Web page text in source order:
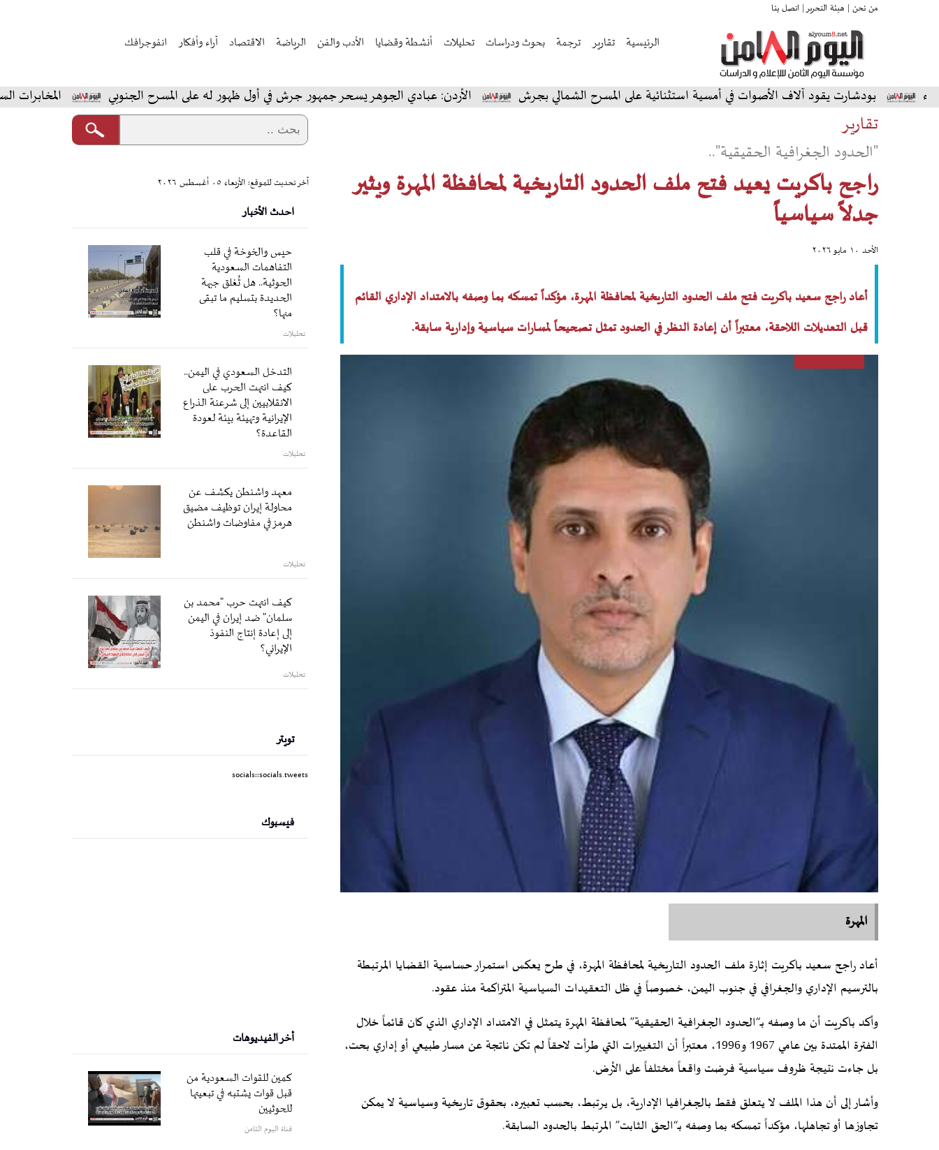
من نحن | هيئة التحرير | اتصل بنا
الرئيسية تقارير ترجمة بحوث ودراسات تحليلات أنشطة وقضايا الأدب والفن الرياضة الاقتصاد آراء وأفكار انفوجرافك
بودشارت يقود آلاف الأصوات في أمسية استثنائية على المسرح الشمالي بجرش الأردن: عبادي الجوهر يسحر جمهور جرش في أول ظهور له على المسرح الجنوبي المخابرات السعودية
تقارير
"الحدود الجغرافية الحقيقية"..
راجح باكريت يعيد فتح ملف الحدود التاريخية لمحافظة المهرة ويثير
جدلاً سياسياً
الأحد ١٠ مايو ٢٠٢٦
أعاد راجح سعيد باكريت فتح ملف الحدود التاريخية لمحافظة المهرة، مؤكداً تمسكه بما وصفه بالامتداد الإداري القائم
قبل التعديلات اللاحقة، معتبراً أن إعادة النظر في الحدود تمثل تصحيحاً لمسارات سياسية وإدارية سابقة.
المهرة
أعاد راجح سعيد باكريت إثارة ملف الحدود التاريخية لمحافظة المهرة، في طرح يعكس استمرار حساسية القضايا المرتبطة
بالترسيم الإداري والجغرافي في جنوب اليمن، خصوصاً في ظل التعقيدات السياسية المتراكمة منذ عقود.
وأكد باكريت أن ما وصفه بـ“الحدود الجغرافية الحقيقية” لمحافظة المهرة يتمثل في الامتداد الإداري الذي كان قائماً خلال
الفترة الممتدة بين عامي 1967 و1996، معتبراً أن التغييرات التي طرأت لاحقاً لم تكن ناتجة عن مسار طبيعي أو إداري بحت،
بل جاءت نتيجة ظروف سياسية فرضت واقعاً مختلفاً على الأرض.
وأشار إلى أن هذا الملف لا يتعلق فقط بالجغرافيا الإدارية، بل يرتبط، بحسب تعبيره، بحقوق تاريخية وسياسية لا يمكن
تجاوزها أو تجاهلها، مؤكداً تمسكه بما وصفه بـ“الحق الثابت” المرتبط بالحدود السابقة.
آخر تحديث للموقع: الأربعاء ٠٥ أغسطس ٢٠٢٦
احدث الأخبار
حيس والخوخة في قلب
التفاهمات السعودية
الحوثية.. هل تُغلق جبهة
الحديدة بتسليم ما تبقى
منها؟
تحليلات
التدخل السعودي في اليمن..
كيف انتهت الحرب على
الانقلابيين إلى شرعنة الذراع
الإيرانية وتهيئة بيئة لعودة
القاعدة؟
تحليلات
معهد واشنطن يكشف عن
محاولة إيران توظيف مضيق
هرمز في مفاوضات واشنطن
تحليلات
كيف انتهت حرب "محمد بن
سلمان" ضد إيران في اليمن
إلى إعادة إنتاج النفوذ
الإيراني؟
تحليلات
تويتر
socials::socials.tweets
فيسبوك
أخر الفيديوهات
كمين للقوات السعودية من
قبل قوات يشتبه في تبعيتها
للحوثيين
قناة اليوم الثامن